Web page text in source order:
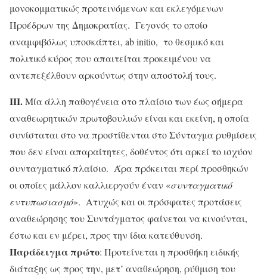
μονοκομματικώς προτεινόμενων και εκλεγόμενων
Προέδρων της Δημοκρατίας. Γεγονός το οποίο
αναμφιβόλως υποσκάπτει, ab initio, το θεσμικό και
πολιτικό κύρος που απαιτείται προκειμένου να
αντεπεξέλθουν αρκούντως στην αποστολή τους.
ΙΙΙ.Μία άλλη παθογένεια στο πλαίσιο των έως σήμερα
αναθεωρητικών πρωτοβουλιών είναι και εκείνη, η οποία
συνίσταται στο να προστίθενται στο Σύνταγμα ρυθμίσεις
που δεν είναι απαραίτητες, δοθέντος ότι αρκεί το ισχύον
συνταγματικό πλαίσιο. Άρα πρόκειται περί προσθηκών
οι οποίες μάλλον καλλιεργούν έναν «συνταγματικό
εντυπωσιασμό». Ατυχώς και οι πρόσφατες προτάσεις
αναθεώρησης του Συντάγματος φαίνεται να κινούνται,
έστω και εν μέρει, προς την ίδια κατεύθυνση.
Παράδειγμα πρώτο: Προτείνεται η προσθήκη ειδικής
διάταξης ως προς την, μετ’ αναθεώρηση, ρύθμιση του